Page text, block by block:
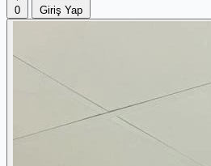
0 Giriş Yap